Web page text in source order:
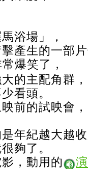
浴場」，
產生的一部
爆笑了，
的主配角群，
看頭。
前的試映會，
年紀越大越
夠了。
，動用的